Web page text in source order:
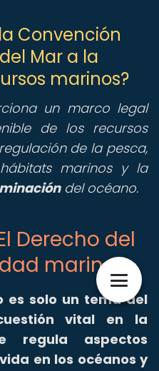
Convención
Mar a la
marinos?
un marco legal
de los recursos
de la pesca,
marinos y la
del océano.
Derecho del
marina
es solo un tema del
vital en la
regula aspectos
en los océanos y